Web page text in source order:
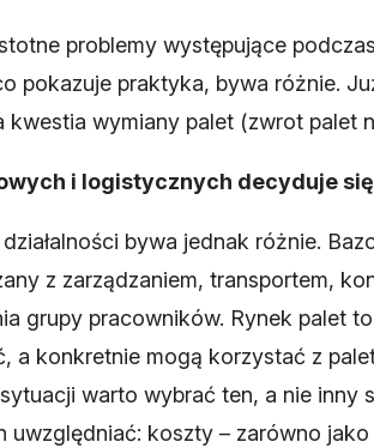
problemy występujące
pokazuje praktyka, bywa różnie.
kwestia wymiany palet (zwrot palet
i logistycznych decyduje
bywa jednak różnie.
z zarządzaniem, transportem,
grupy pracowników. Rynek palet
a konkretnie mogą korzystać z
warto wybrać ten, a nie inny
uwzględniać: koszty – zarówno